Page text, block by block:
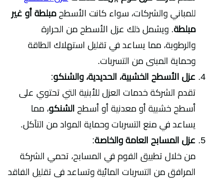
للمباني والشركات، سواء كانت الأسطح مبلطة أو غير
مبلطة. ويشمل ذلك عزل الأسطح من الحرارة
والرطوبة، مما يساعد في تقليل استهلاك الطاقة
وحماية المبنى من التسربات.
عزل الأسطح الخشبية، الحديدية، والشنكو:
تقدم الشركة خدمات العزل للأبنية التي تحتوي على
أسطح خشبية أو معدنية أو أسطح الشنكو، مما
يساعد في منع التسربات وحماية المواد من التآكل.
عزل المسابح العامة والخاصة:
من خلال تطبيق الفوم في المسابح، تحمي الشركة
المرافق من التسربات المائية وتساعد في تقليل الفاقد